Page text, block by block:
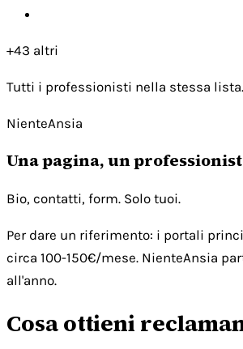
+43 altri
Tutti i professionisti nella stessa lista.
NienteAnsia
Una pagina, un
Bio, contatti, form. Solo tuoi.
Per dare un riferimento: i portali
circa 100-150€/mese. NienteAnsia
all'anno.
Cosa ottieni